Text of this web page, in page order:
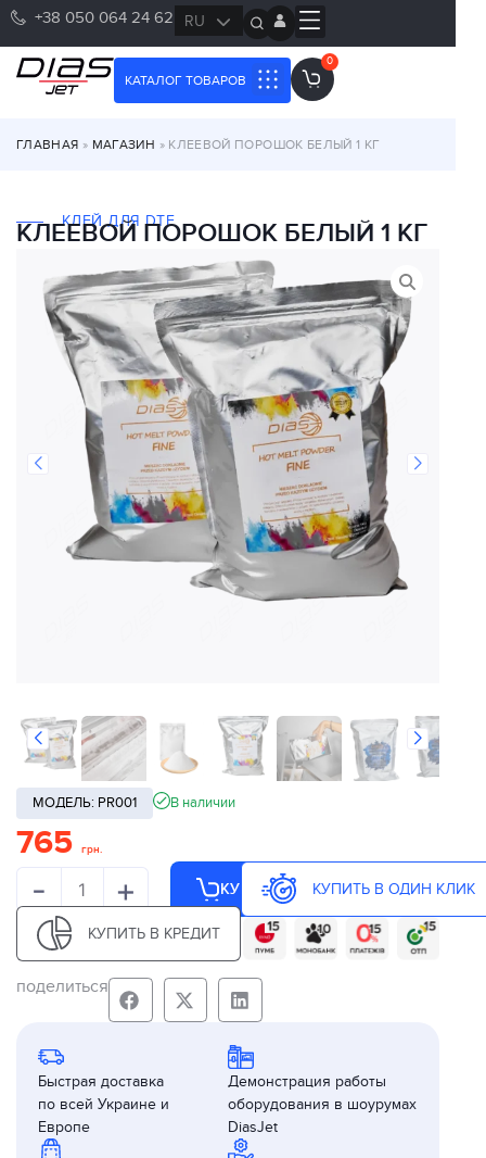
+38 050 064 24 62 RU
UK
КАТАЛОГ ТОВАРОВ
0
ГЛАВНАЯ » МАГАЗИН » КЛЕЕВОЙ ПОРОШОК БЕЛЫЙ 1 КГ
КЛЕЙ ДЛЯ DTF
КЛЕЕВОЙ ПОРОШОК БЕЛЫЙ 1 КГ
МОДЕЛЬ: PR001 В наличии
765 грн.
- + КУПИТЬ КУПИТЬ В ОДИН КЛИК
КУПИТЬ В КРЕДИТ
поделиться
Быстрая доставка
по всей Украине и
Европе
Демонстрация работы
оборудования в шоурумах
DiasJet